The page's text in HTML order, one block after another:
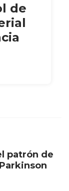
de
patrón de